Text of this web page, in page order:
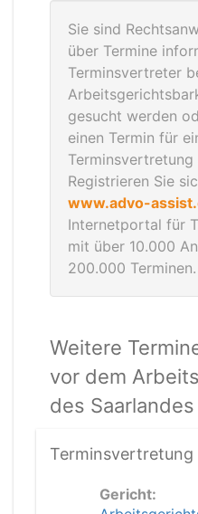
Sie sind
über Termine
Terminsvertreter
gesucht werden
einen Termin für
Terminsvertretung
Registrieren Sie
www.advo-
Internetportal für
mit über 10.000
200.000 Terminen.
Weitere
vor dem
des Saarlandes
Terminsvertretung
Gericht: